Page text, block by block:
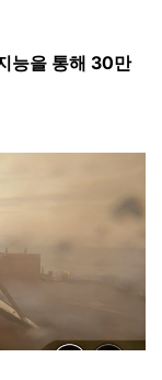
능을 통해 30만